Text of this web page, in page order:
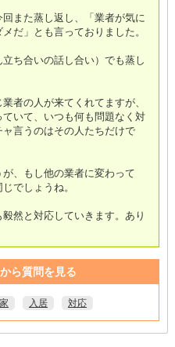
また蒸し返し、「業者が気に
だ」とも言っておりました。
ち合いの話し合い）でも蒸し
者の人が来てくれてますが、
いて、いつも何も問題なく対
言うのはその人たちだけで
、もし他の業者に変わって
でしょうね。
然と対応していきます。あり
ら質問を見る
家 入居 対応